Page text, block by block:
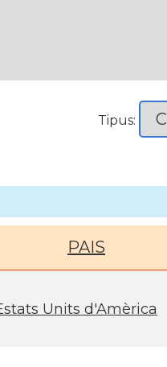
Tipus:
PAIS
Units d'Amèrica